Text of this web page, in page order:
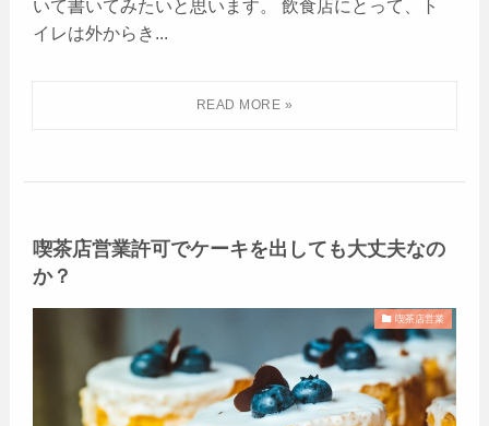
いて書いてみたいと思います。 飲食店にとって、ト
イレは外からき...
喫茶店営業許可でケーキを出しても大丈夫なの
か？
喫茶店営業